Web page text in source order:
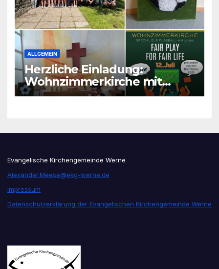
ALLGEMEIN
Herzliche Einladung:
Wohnzimmerkirche mit
unseren Konfis
Evangelische Kirchengemeinde Werne
Alexander.Meese@ekg-werne.de
Impressum
Datenschutzerklärung der Evangelischen Kirchengemeinde Werne